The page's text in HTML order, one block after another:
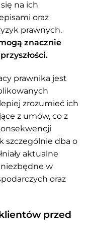
na ich
oraz
prawnych.
znacznie
prawnika jest
zrozumieć ich
z umów, co z
szczególnie dba o
aktualne
w
oraz
przed